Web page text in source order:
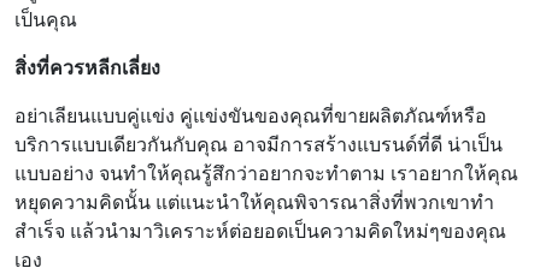
เป็นคุณ
สิ่งที่ควรหลีกเลี่ยง
อย่าเลียนแบบคู่แข่ง คู่แข่งขันของคุณที่ขายผลิตภัณฑ์หรือ
บริการแบบเดียวกันกับคุณ อาจมีการสร้างแบรนด์ที่ดี น่าเป็น
แบบอย่าง จนทำให้คุณรู้สึกว่าอยากจะทำตาม เราอยากให้คุณ
หยุดความคิดนั้น แต่แนะนำให้คุณพิจารณาสิ่งที่พวกเขาทำ
สำเร็จ แล้วนำมาวิเคราะห์ต่อยอดเป็นความคิดใหม่ๆของคุณ
เอง